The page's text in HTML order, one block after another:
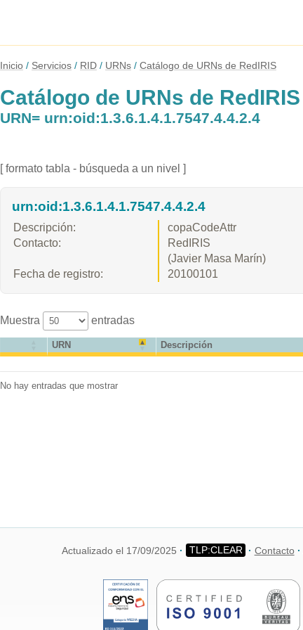
Inicio Servicios RID URNs Catálogo de URNs de RedIRIS
Catálogo de URNs de RedIRIS
URN= urn:oid:1.3.6.1.4.1.7547.4.4.2.4
[ formato tabla - búsqueda a un nivel ]
urn:oid:1.3.6.1.4.1.7547.4.4.2.4
Descripción:
copaCodeAttr
Contacto:
RedIRIS
(Javier Masa Marín)
Fecha de registro:
20100101
Muestra entradas
URN Descripción
No hay entradas que mostrar
Actualizado el 17/09/2025 Contacto